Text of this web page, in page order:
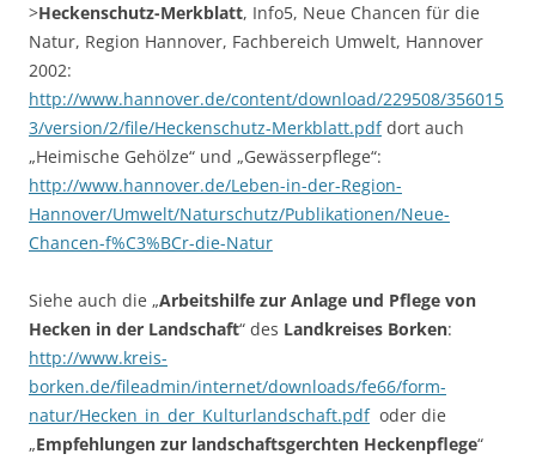
>Heckenschutz-Merkblatt, Info5, Neue Chancen für die
Natur, Region Hannover, Fachbereich Umwelt, Hannover
2002:
http://www.hannover.de/content/download/229508/356015
3/version/2/file/Heckenschutz-Merkblatt.pdfdort auch
„Heimische Gehölze“ und „Gewässerpflege“:
http://www.hannover.de/Leben-in-der-Region-
Hannover/Umwelt/Naturschutz/Publikationen/Neue-
Chancen-f%C3%BCr-die-Natur
Siehe auch die „Arbeitshilfe zur Anlage und Pflege von
Hecken in der Landschaft“ des Landkreises Borken:
http://www.kreis-
borken.de/fileadmin/internet/downloads/fe66/form-
natur/Hecken_in_der_Kulturlandschaft.pdfoder die
„Empfehlungen zur landschaftsgerchten Heckenpflege“